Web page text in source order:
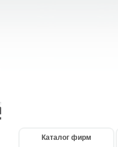
Каталог фирм